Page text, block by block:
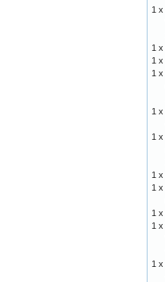
1 x
1 x
1 x
1 x
1 x
1 x
1 x
1 x
1 x
1 x
1 x